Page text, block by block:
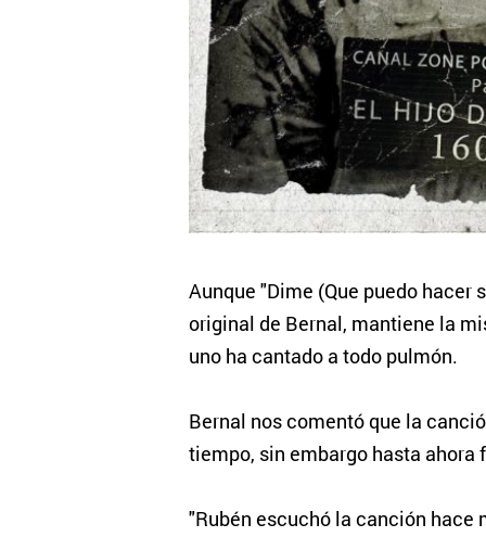
Aunque "Dime (Que puedo
original de Bernal, mantiene la
uno ha cantado a todo pulmón.
Bernal nos comentó que la
tiempo, sin embargo hasta
"Rubén escuchó la canción hace